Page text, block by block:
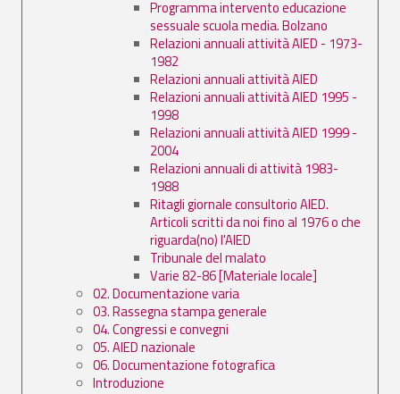
Programma intervento educazione
sessuale scuola media. Bolzano
Relazioni annuali attività AIED - 1973-
1982
Relazioni annuali attività AIED
Relazioni annuali attività AIED 1995 -
1998
Relazioni annuali attività AIED 1999 -
2004
Relazioni annuali di attività 1983-
1988
Ritagli giornale consultorio AIED.
Articoli scritti da noi fino al 1976 o che
riguarda(no) l'AIED
Tribunale del malato
Varie 82-86 [Materiale locale]
02. Documentazione varia
03. Rassegna stampa generale
04. Congressi e convegni
05. AIED nazionale
06. Documentazione fotografica
Introduzione